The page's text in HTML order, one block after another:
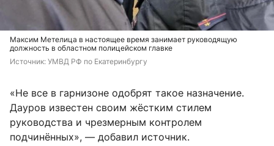
Максим Метелица в настоящее время занимает руководящую
должность в областном полицейском главке
Источник: УМВД РФ по Екатеринбургу
«Не все в гарнизоне одобрят такое назначение.
Дауров известен своим жёстким стилем
руководства и чрезмерным контролем
подчинённых», — добавил источник.